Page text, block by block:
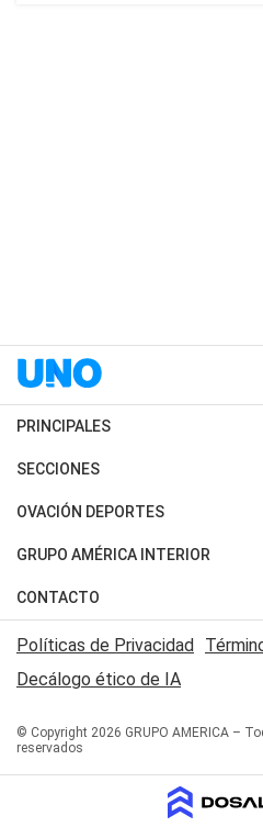
PRINCIPALES
Últimas Noticias
Política
Judiciales
Economia
SECCIONES
Horóscopo
Motores
Trucos caseros
Series y Películas
Edictos y Solicitadas
OVACIÓN DEPORTES
Fútbol
Mundial
Automovilismo
Rugby
Básquet
GRUPO AMÉRICA INTERIOR
Canal 7 en Vivo
San Juan 8
CONTACTO
Acerca de Nosotros
Contactanos
Políticas de Privacidad
Decálogo ético de IA
© Copyright 2026 GRUPO AMERICA –
reservados